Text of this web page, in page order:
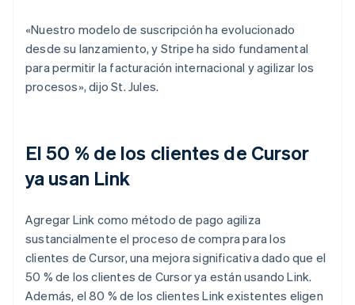
«Nuestro modelo de suscripción ha evolucionado
desde su lanzamiento, y Stripe ha sido fundamental
para permitir la facturación internacional y agilizar los
procesos», dijo St. Jules.
El 50 % de los clientes de Cursor
ya usan Link
Agregar Link como método de pago agiliza
sustancialmente el proceso de compra para los
clientes de Cursor, una mejora significativa dado que el
50 % de los clientes de Cursor ya están usando Link.
Además, el 80 % de los clientes Link existentes eligen